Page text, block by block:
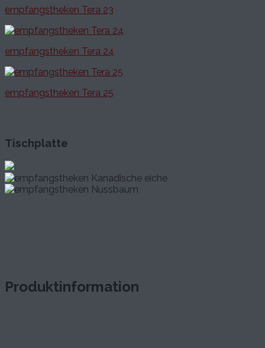
empfangstheken Tera 23
empfangstheken Tera 24
empfangstheken Tera 25
Tischplatte
Produktinformation